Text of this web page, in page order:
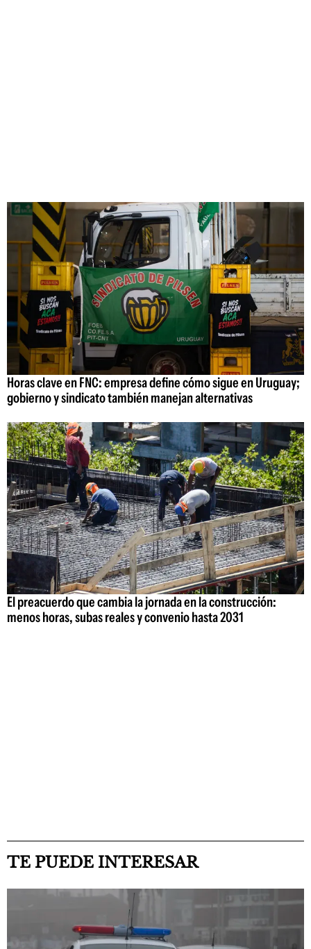
Horas clave en FNC: empresa define cómo sigue en Uruguay;
gobierno y sindicato también manejan alternativas
El preacuerdo que cambia la jornada en la construcción:
menos horas, subas reales y convenio hasta 2031
TE PUEDE INTERESAR